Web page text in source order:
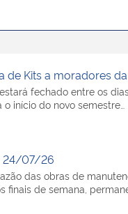
Kits a moradores
fechado entre os
início do novo semestre…
24/07/26
das obras de
de semana,